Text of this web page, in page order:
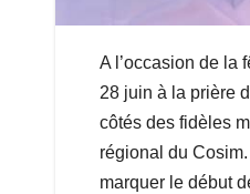
A l’occasion de la
28 juin à la prière
côtés des fidèles
régional du
marquer le début